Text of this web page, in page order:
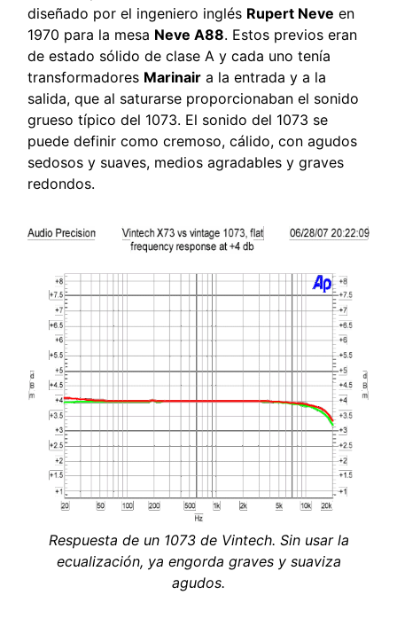
diseñado por el ingeniero inglés Rupert Neve en
1970 para la mesa Neve A88. Estos previos eran
de estado sólido de clase A y cada uno tenía
transformadores Marinair a la entrada y a la
salida, que al saturarse proporcionaban el sonido
grueso típico del 1073. El sonido del 1073 se
puede definir como cremoso, cálido, con agudos
sedosos y suaves, medios agradables y graves
redondos.
Respuesta de un 1073 de Vintech. Sin usar la
ecualización, ya engorda graves y suaviza
agudos.